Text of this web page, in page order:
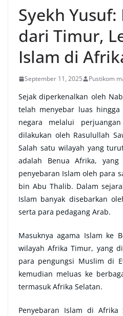
Syekh
dari Timur,
Islam di
September 11, 2025 Pustikom
Sejak diperkenalkan oleh
telah menyebar luas
negara melalui
dilakukan oleh Rasulullah
Salah satu wilayah yang
adalah Benua Afrika,
penyebaran Islam oleh para
bin Abu Thalib. Dalam
Islam banyak disebarkan
serta para pedagang Arab.
Masuknya agama Islam ke
wilayah Afrika Timur, yang
para pengungsi Muslim di
kemudian meluas ke
termasuk Afrika Selatan.
Penyebaran Islam di